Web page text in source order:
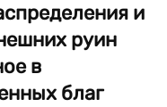
и
руин
в
благ